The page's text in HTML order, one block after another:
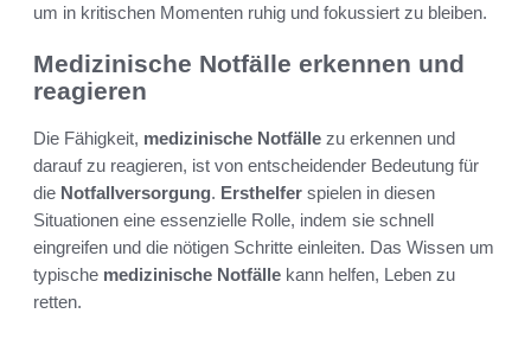
um in kritischen Momenten ruhig und fokussiert zu bleiben.
Medizinische Notfälle erkennen und
reagieren
Die Fähigkeit, medizinische Notfälle zu erkennen und
darauf zu reagieren, ist von entscheidender Bedeutung für
die Notfallversorgung. Ersthelfer spielen in diesen
Situationen eine essenzielle Rolle, indem sie schnell
eingreifen und die nötigen Schritte einleiten. Das Wissen um
typische medizinische Notfälle kann helfen, Leben zu
retten.